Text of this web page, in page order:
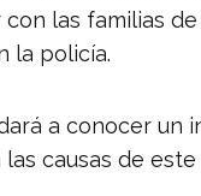
con las familias de
la policía.
a conocer un
causas de